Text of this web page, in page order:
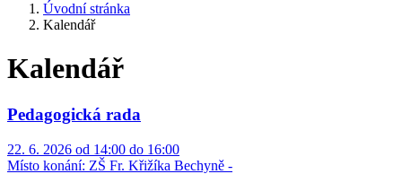
Úvodní stránka
Kalendář
Kalendář
Pedagogická rada
22. 6. 2026 od 14:00 do 16:00
Místo konání: ZŠ Fr. Křižíka Bechyně -